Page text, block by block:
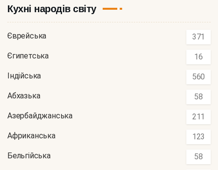
Кухні народів світу
Єврейська 371
Єгипетська 16
Індійська 560
Абхазька 58
Азербайджанська 211
Африканська 123
Бельгійська 58